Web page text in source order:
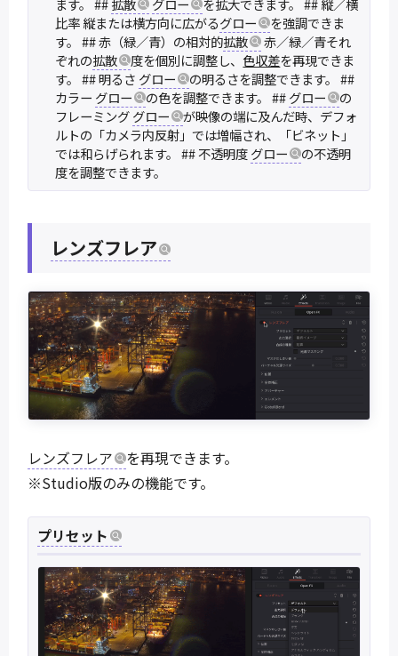
ます。 ##拡散 グロー
を拡大できます。 ## 縦／横
比率 縦または横方向に広がるグロー
を強調できま
す。 ## 赤（緑／青）の相対的拡散
赤／緑／青それ
ぞれの拡散 度を個別に調整し、 色収差を再現できま
す。 ## 明るさ グロー
の明るさを調整できます。 ##
カラー グロー の色を調整できます。 ##グロー
の
フレーミンググロー
が映像の端に及んだ時、デフォ
ルトの「カメラ内反射」では増幅され、「ビネット」
では和らげられます。 ## 不透明度グロー
の不透明
度を調整できます。
レンズフレア
レンズフレア
を再現できます。
※Studio版のみの機能です。
プリセット